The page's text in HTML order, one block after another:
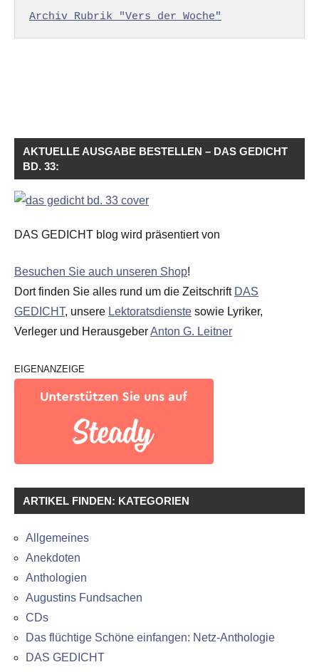
Archiv Rubrik "Vers der Woche"
AKTUELLE AUSGABE BESTELLEN – DAS GEDICHT
BD. 33:
DAS GEDICHT blog wird präsentiert von
Besuchen Sie auch unseren Shop!
Dort finden Sie alles rund um die Zeitschrift DAS
GEDICHT, unsere Lektoratsdienste sowie Lyriker,
Verleger und HerausgeberAnton G. Leitner
EIGENANZEIGE
ARTIKEL FINDEN: KATEGORIEN
Allgemeines
Anekdoten
Anthologien
Augustins Fundsachen
CDs
Das flüchtige Schöne einfangen: Netz-Anthologie
DAS GEDICHT